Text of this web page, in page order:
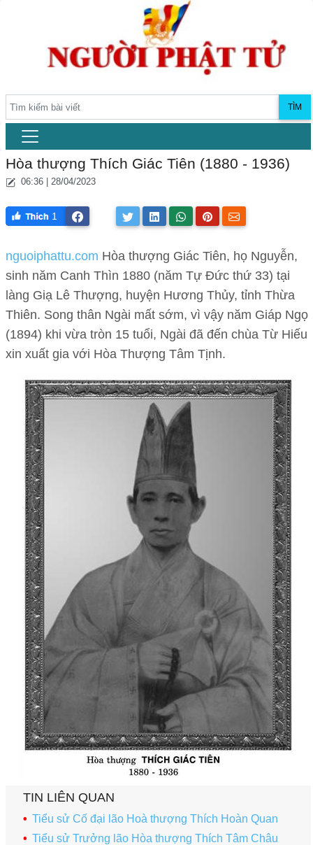
TÌM
Hòa thượng Thích Giác Tiên (1880 - 1936)
06:36 | 28/04/2023
1
nguoiphattu.com Hòa thượng Giác Tiên, họ Nguyễn,
sinh năm Canh Thìn 1880 (năm Tự Đức thứ 33) tại
làng Giạ Lê Thượng, huyện Hương Thủy, tỉnh Thừa
Thiên. Song thân Ngài mất sớm, vì vậy năm Giáp Ngọ
(1894) khi vừa tròn 15 tuổi, Ngài đã đến chùa Từ Hiếu
xin xuất gia với Hòa Thượng Tâm Tịnh.
TIN LIÊN QUAN
Tiểu sử Cố đại lão Hoà thượng Thích Hoàn Quan
Tiểu sử Trưởng lão Hòa thượng Thích Tâm Châu